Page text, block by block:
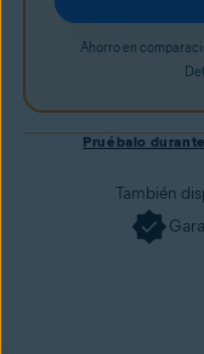
Ahorro en
Pruébalo
También